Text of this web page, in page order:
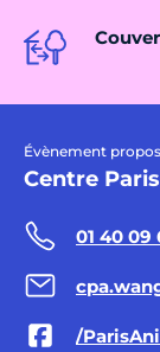
Évènement
Centre
01 40 09
/